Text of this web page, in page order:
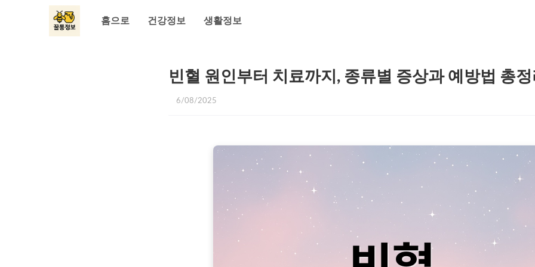
홈으로 건강정보 생활정보
빈혈 원인부터 치료까지, 종류별 증상과 예방법 총
6/08/2025